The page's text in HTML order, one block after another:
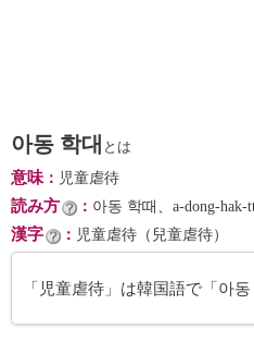
아동 학대 とは
意味： 児童虐待
読み方 ： 아동 학때、a-dong-hak-
漢字 ： 児童虐待（兒童虐待）
「児童虐待」は韓国語で「아동